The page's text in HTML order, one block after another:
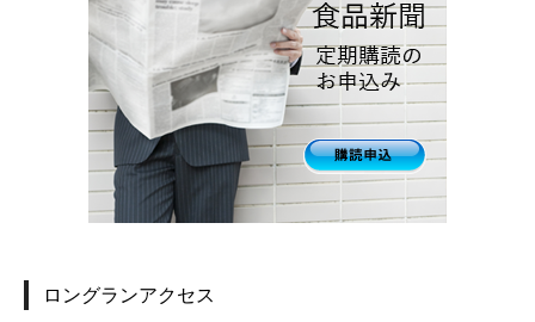
ロングランアクセス